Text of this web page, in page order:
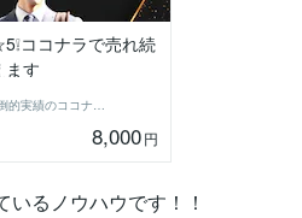
ココナラで売れ続
ます
ソウタ☆圧倒的実績のココナ ラのコンサル
8,000円
るノウハウです！！